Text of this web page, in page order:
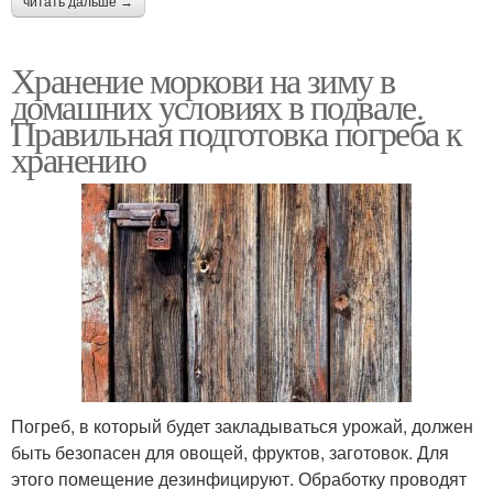
Хранение моркови на зиму в
домашних условиях в подвале.
Правильная подготовка погреба к
хранению
Погреб, в который будет закладываться урожай, должен
быть безопасен для овощей, фруктов, заготовок. Для
этого помещение дезинфицируют. Обработку проводят